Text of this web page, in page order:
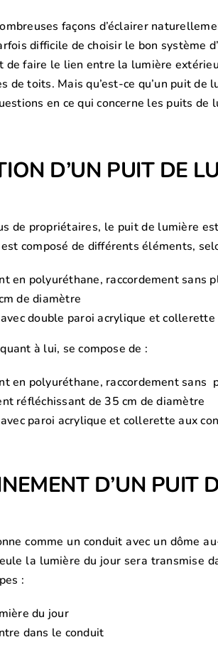
façons d’éclairer
difficile de choisir le bon système
de faire le lien entre la lumière
de toits. Mais qu’est-ce qu’un puit
en ce qui concerne les puits de
D’UN PUIT DE
de propriétaires, le puit de lumière
est composé de différents éléments,
en polyuréthane, raccordement sans
de diamètre
double paroi acrylique et collerette
à lui, se compose de :
en polyuréthane, raccordement
réfléchissant de 35 cm de diamètre
paroi acrylique et collerette aux
D’UN PUIT
comme un conduit avec un dôme
la lumière du jour sera transmise
:
du jour
dans le conduit